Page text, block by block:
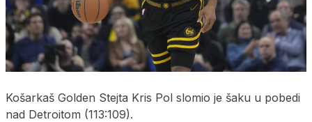
Košarkaš Golden Stejta Kris Pol slomio je šaku u pobedi
nad Detroitom (113:109).